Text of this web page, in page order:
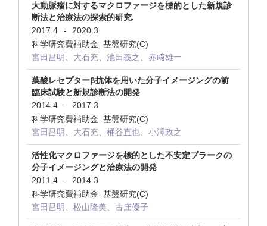
大動脈瘤に対するマクロファージを標的とした新規診
断法と治療法の探索的研究.
2017.4
-
2020.3
科学研究費補助金 基盤研究(C)
宮田昌明、大石充、池田義之、赤﨑雄一
葉酸レセプターβ抗体を用いた分子イメージングの前
臨床試験と新規診断法の開発
2014.4
-
2017.3
科学研究費補助金 基盤研究(C)
宮田昌明、大石充、桶谷直也、小澤政之
活性化マクロファージを標的とした不安定プラークの
分子イメージングと治療法の開発
2011.4
-
2014.3
科学研究費補助金 基盤研究(C)
宮田昌明、松山隆美、古庄優子